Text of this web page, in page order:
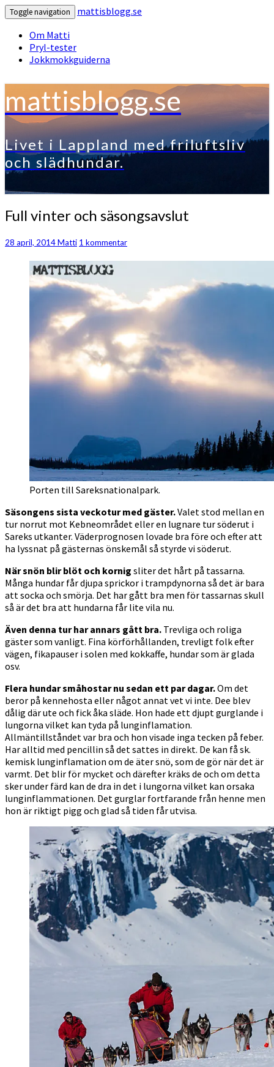
Toggle navigation
mattisblogg.se
Om Matti
Pryl-tester
Jokkmokkguiderna
mattisblogg.se
Livet i Lappland med friluftsliv
och slädhundar.
Full
vinter
säsongsavslut
Full vinter och säsongsavslut
28 april, 2014Matti Kommentarer
1 kommentar
Porten till Sareksnationalpark.
Säsongens sista veckotur med gäster.Valet stod mellan en
tur norrut mot Kebneområdet eller en lugnare tur söderut i
Sareks utkanter. Väderprognosen lovade bra före och efter att
ha lyssnat på gästernas önskemål så styrde vi söderut.
När snön blir blöt och kornig sliter det hårt på tassarna.
Många hundar får djupa sprickor i trampdynorna så det är bara
att socka och smörja. Det har gått bra men för tassarnas skull
så är det bra att hundarna får lite vila nu.
Även denna tur har annars gått bra. Trevliga och roliga
gäster som vanligt. Fina körförhållanden, trevligt folk efter
vägen, fikapauser i solen med kokkaffe, hundar som är glada
osv.
Flera hundar småhostar nu sedan ett par dagar.Om det
beror på kennehosta eller något annat vet vi inte. Dee blev
dålig där ute och fick åka släde. Hon hade ett djupt gurglande i
lungorna vilket kan tyda på lunginflamation.
Allmäntillståndet var bra och hon visade inga tecken på feber.
Har alltid med pencillin så det sattes in direkt. De kan få sk.
kemisk lunginflamation om de äter snö, som de gör när det är
varmt. Det blir för mycket och därefter kräks de och om detta
sker under färd kan de dra in det i lungorna vilket kan orsaka
lunginflammationen. Det gurglar fortfarande från henne men
hon är riktigt pigg och glad så tiden får utvisa.